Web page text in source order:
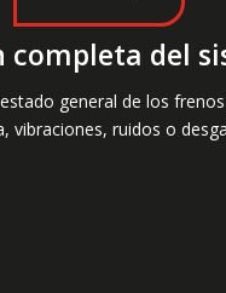
completa del
general de los
vibraciones, ruidos o